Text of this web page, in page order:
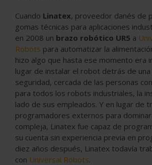
Cuando Linatex, proveedor danés de
gomas técnicas para aplicaciones
en 2008 un brazo robótico UR5 a
Robots para automatizar la
hizo algo que hasta ese momento era
lugar de instalar el robot detrás de una
seguridad, cercada de las personas
para todos los robots industriales, la
lado de sus empleados. Y en lugar de
programadores externos para
compleja, Linatex fue capaz de
su cuenta sin experiencia previa en
diez años después, Linatex todavía
con Universal Robots.